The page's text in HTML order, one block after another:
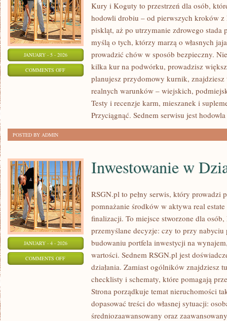
JANUARY - 5 - 2026
COMMENTS OFFON
CZYTELNIKÓW
Kury i Koguty to przestrzeń dla osób,
hodowli drobiu – od pierwszych kroków
piskląt, aż po utrzymanie zdrowego stada
myślą o tych, którzy marzą o własnych
prowadzić chów w sposób bezpieczny.
kilka kur na podwórku, prowadzisz
planujesz przydomowy kurnik,
realnych warunków – wiejskich,
Testy i recenzje karm, mieszanek i
Przyciągnąć. Sednem serwisu jest hodowla
POSTED BY ADMIN
JANUARY - 4 - 2026
COMMENTS OFFON
INWESTOWANIE
Inwestowanie w
RSGN.pl to pełny serwis, który prowadzi
pomnażanie środków w aktywa real
finalizacji. To miejsce stworzone dla
przemyślane decyzje: czy to przy
budowaniu portfela inwestycji na
wartości. Sednem RSGN.pl jest
działania. Zamiast ogólników znajdziesz
checklisty i schematy, które pomagają
Strona porządkuje temat nieruchomości
dopasować treści do własnej sytuacji:
średniozaawansowany oraz